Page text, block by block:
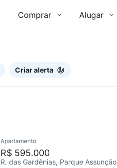
Comprar Alugar
Criar alerta
Redecorar
Apartamento
R$ 595.000
R. das Gardênias, Parque Assunção